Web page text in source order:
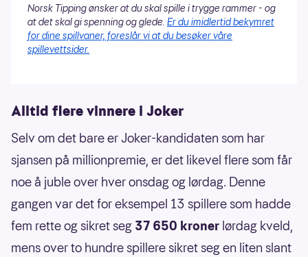
Norsk Tipping ønsker at du skal spille i trygge rammer - og
at det skal gi spenning og glede. Er du imidlertid bekymret
for dine spillvaner, foreslår vi at du besøker våre
spillevettsider.
Alltid flere vinnere i Joker
Selv om det bare er Joker-kandidaten som har
sjansen på millionpremie, er det likevel flere som får
noe å juble over hver onsdag og lørdag. Denne
gangen var det for eksempel 13 spillere som hadde
fem rette og sikret seg 37 650 kroner lørdag kveld,
mens over to hundre spillere sikret seg en liten slant